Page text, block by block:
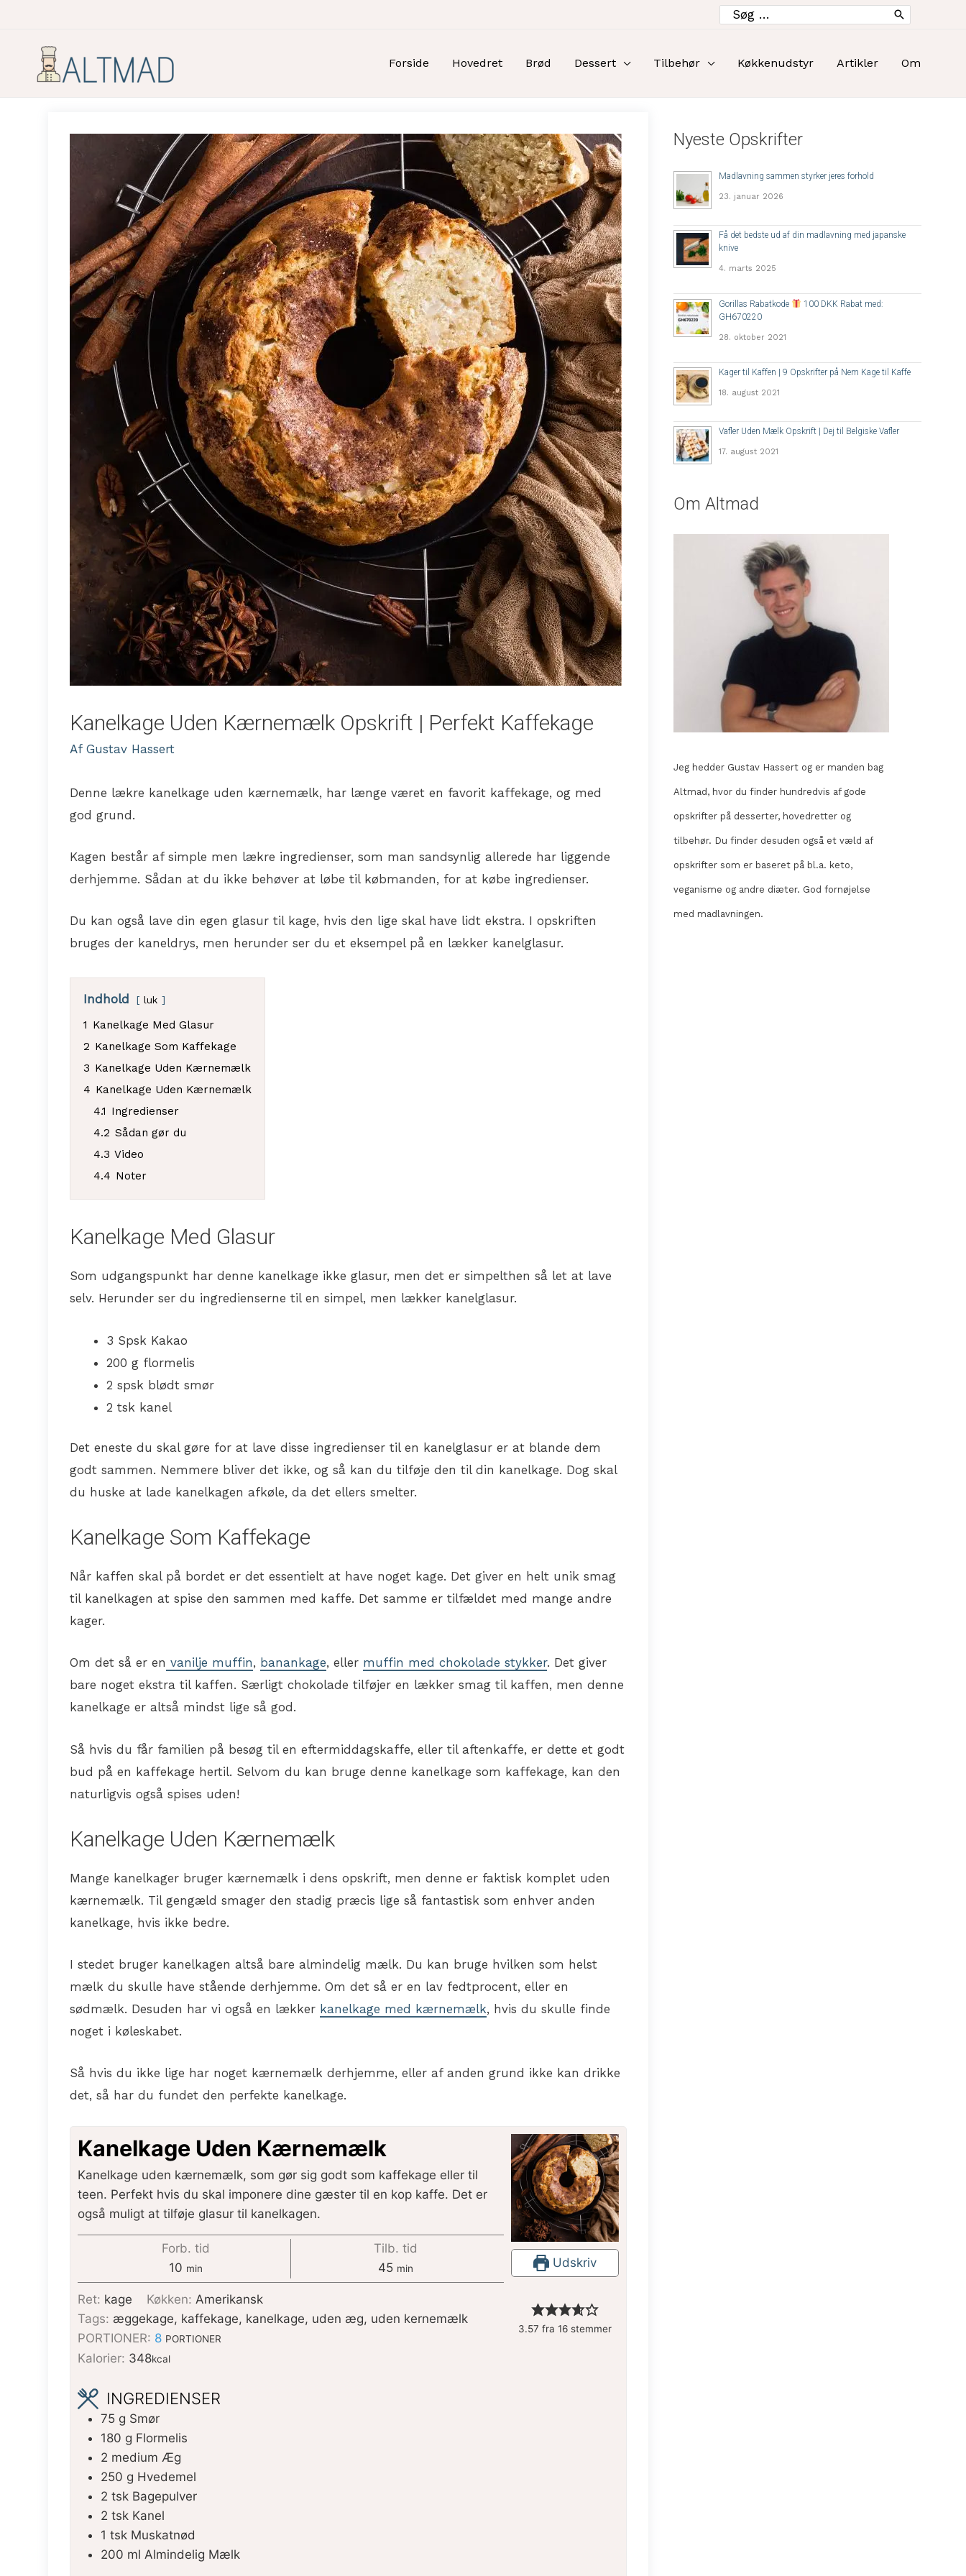
Søg
efter:
Forside Hovedret Brød Dessert Tilbehør Køkkenudstyr Artikler Om
Kanelkage Uden Kærnemælk Opskrift | Perfekt Kaffekage
Af Gustav Hassert
Denne lækre kanelkage uden kærnemælk, har længe været en favorit kaffekage, og med
god grund.
Kagen består af simple men lækre ingredienser, som man sandsynlig allerede har liggende
derhjemme. Sådan at du ikke behøver at løbe til købmanden, for at købe ingredienser.
Du kan også lave din egen glasur til kage, hvis den lige skal have lidt ekstra. I opskriften
bruges der kaneldrys, men herunder ser du et eksempel på en lækker kanelglasur.
Indhold luk
1 Kanelkage Med Glasur
2 Kanelkage Som Kaffekage
3 Kanelkage Uden Kærnemælk
4 Kanelkage Uden Kærnemælk
4.1 Ingredienser
4.2 Sådan gør du
4.3 Video
4.4 Noter
Kanelkage Med Glasur
Som udgangspunkt har denne kanelkage ikke glasur, men det er simpelthen så let at lave
selv. Herunder ser du ingredienserne til en simpel, men lækker kanelglasur.
3 Spsk Kakao
200 g flormelis
2 spsk blødt smør
2 tsk kanel
Det eneste du skal gøre for at lave disse ingredienser til en kanelglasur er at blande dem
godt sammen. Nemmere bliver det ikke, og så kan du tilføje den til din kanelkage. Dog skal
du huske at lade kanelkagen afkøle, da det ellers smelter.
Kanelkage Som Kaffekage
Når kaffen skal på bordet er det essentielt at have noget kage. Det giver en helt unik smag
til kanelkagen at spise den sammen med kaffe. Det samme er tilfældet med mange andre
kager.
Om det så er en vanilje muffin, banankage, eller muffin med chokolade stykker. Det giver
bare noget ekstra til kaffen. Særligt chokolade tilføjer en lækker smag til kaffen, men denne
kanelkage er altså mindst lige så god.
Så hvis du får familien på besøg til en eftermiddagskaffe, eller til aftenkaffe, er dette et godt
bud på en kaffekage hertil. Selvom du kan bruge denne kanelkage som kaffekage, kan den
naturligvis også spises uden!
Kanelkage Uden Kærnemælk
Mange kanelkager bruger kærnemælk i dens opskrift, men denne er faktisk komplet uden
kærnemælk. Til gengæld smager den stadig præcis lige så fantastisk som enhver anden
kanelkage, hvis ikke bedre.
I stedet bruger kanelkagen altså bare almindelig mælk. Du kan bruge hvilken som helst
mælk du skulle have stående derhjemme. Om det så er en lav fedtprocent, eller en
sødmælk. Desuden har vi også en lækker kanelkage med kærnemælk, hvis du skulle finde
noget i køleskabet.
Så hvis du ikke lige har noget kærnemælk derhjemme, eller af anden grund ikke kan drikke
det, så har du fundet den perfekte kanelkage.
Udskriv
3.57 fra 16 stemmer
Kanelkage Uden Kærnemælk
Kanelkage uden kærnemælk, som gør sig godt som kaffekage eller til
teen. Perfekt hvis du skal imponere dine gæster til en kop kaffe. Det er
også muligt at tilføje glasur til kanelkagen.
Forb. tid
10 min
Tilb. tid
45 min
Ret: kage Køkken:Amerikansk
Tags: æggekage, kaffekage, kanelkage, uden æg, uden kernemælk
PORTIONER: 8 PORTIONER
Kalorier: 348kcal
INGREDIENSER
75 g Smør
180 g Flormelis
2 medium Æg
250 g Hvedemel
2 tsk Bagepulver
2 tsk Kanel
1 tsk Muskatnød
200 ml Almindelig Mælk
Nyeste Opskrifter
Madlavning sammen styrker jeres forhold
23. januar 2026
Få det bedste ud af din madlavning med japanske
knive
4. marts 2025
Gorillas Rabatkode
100 DKK Rabat med:
GH670220
28. oktober 2021
Kager til Kaffen | 9 Opskrifter på Nem Kage til Kaffe
18. august 2021
Vafler Uden Mælk Opskrift | Dej til Belgiske Vafler
17. august 2021
Om Altmad
Jeg hedder Gustav Hassert og er manden bag
Altmad, hvor du finder hundredvis af gode
opskrifter på desserter, hovedretter og
tilbehør. Du finder desuden også et væld af
opskrifter som er baseret på bl.a. keto,
veganisme og andre diæter. God fornøjelse
med madlavningen.